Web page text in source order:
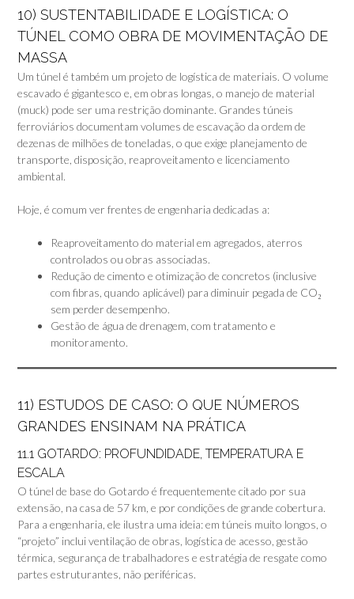
10) SUSTENTABILIDADE E LOGÍSTICA: O
TÚNEL COMO OBRA DE MOVIMENTAÇÃO DE
MASSA
Um túnel é também um projeto de logística de materiais. O volume
escavado é gigantesco e, em obras longas, o manejo de material
(muck) pode ser uma restrição dominante. Grandes túneis
ferroviários documentam volumes de escavação da ordem de
dezenas de milhões de toneladas, o que exige planejamento de
transporte, disposição, reaproveitamento e licenciamento
ambiental.
Hoje, é comum ver frentes de engenharia dedicadas a:
Reaproveitamento do material em agregados, aterros
controlados ou obras associadas.
Redução de cimento e otimização de concretos (inclusive
com fibras, quando aplicável) para diminuir pegada de CO₂
sem perder desempenho.
Gestão de água de drenagem, com tratamento e
monitoramento.
11) ESTUDOS DE CASO: O QUE NÚMEROS
GRANDES ENSINAM NA PRÁTICA
11.1 GOTARDO: PROFUNDIDADE, TEMPERATURA E
ESCALA
O túnel de base do Gotardo é frequentemente citado por sua
extensão, na casa de 57 km, e por condições de grande cobertura.
Para a engenharia, ele ilustra uma ideia: em túneis muito longos, o
“projeto” inclui ventilação de obras, logística de acesso, gestão
térmica, segurança de trabalhadores e estratégia de resgate como
partes estruturantes, não periféricas.